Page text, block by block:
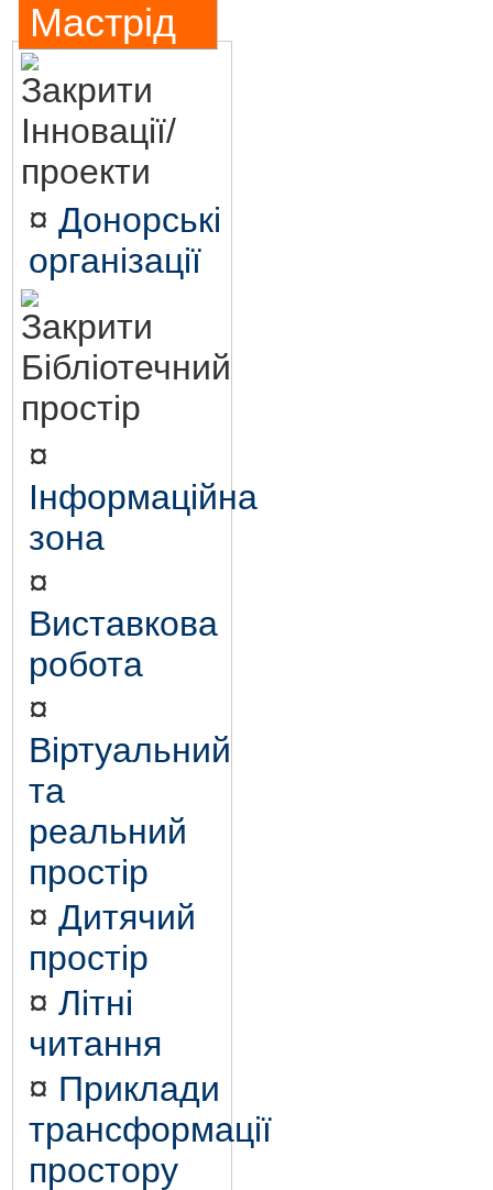
Мастрід
Інновації/
проекти
¤ Донорські
організації
Бібліотечний
простір
¤
Інформаційна
зона
¤
Виставкова
робота
¤
Віртуальний
та
реальний
простір
¤ Дитячий
простір
¤ Літні
читання
¤ Приклади
трансформації
простору